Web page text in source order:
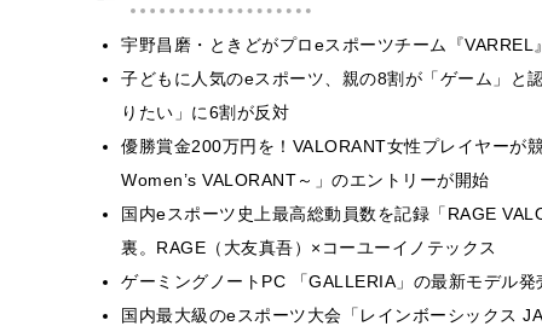
宇野昌磨・ときどがプロeスポーツチーム『
子どもに人気のeスポーツ、親の8割が「ゲーム」
りたい」に6割が反対
優勝賞金200万円を！VALORANT女性プレイヤー
Women’s VALORANT～」のエントリーが開始
国内eスポーツ史上最高総動員数を記録「RAGE
裏。RAGE（大友真吾）×コーユーイノテックス
ゲーミングノートPC 「GALLERIA」の最新モデル
国内最大級のeスポーツ大会「レインボーシックス